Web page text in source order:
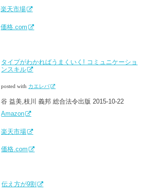
楽天市場
価格.com
タイプがわかればうまくいく! コミュニケーショ
ンスキル
posted with カエレバ
谷 益美,枝川 義邦 総合法令出版 2015-10-22
Amazon
楽天市場
価格.com
伝え方が9割